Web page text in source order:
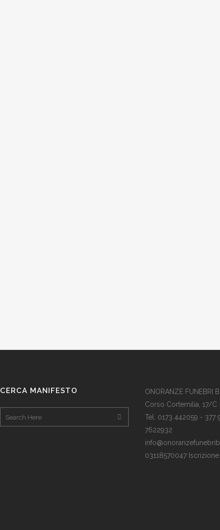
CERCA MANIFESTO
ONORANZE FUNEBRI
Corso Cortemilia, 17/C
Tel. 0173 442059 - 377
7622932
03118570047